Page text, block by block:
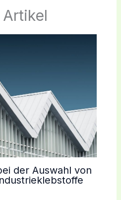
der Auswahl von